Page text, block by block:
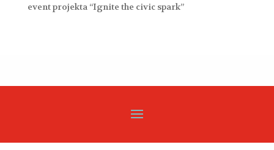
event projekta “Ignite the civic spark”